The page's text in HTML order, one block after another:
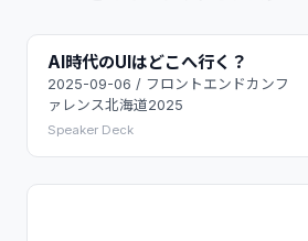
AI時代のUIはどこへ行く？
2025-09-06 / フロントエンドカンフ
ァレンス北海道2025
Speaker Deck